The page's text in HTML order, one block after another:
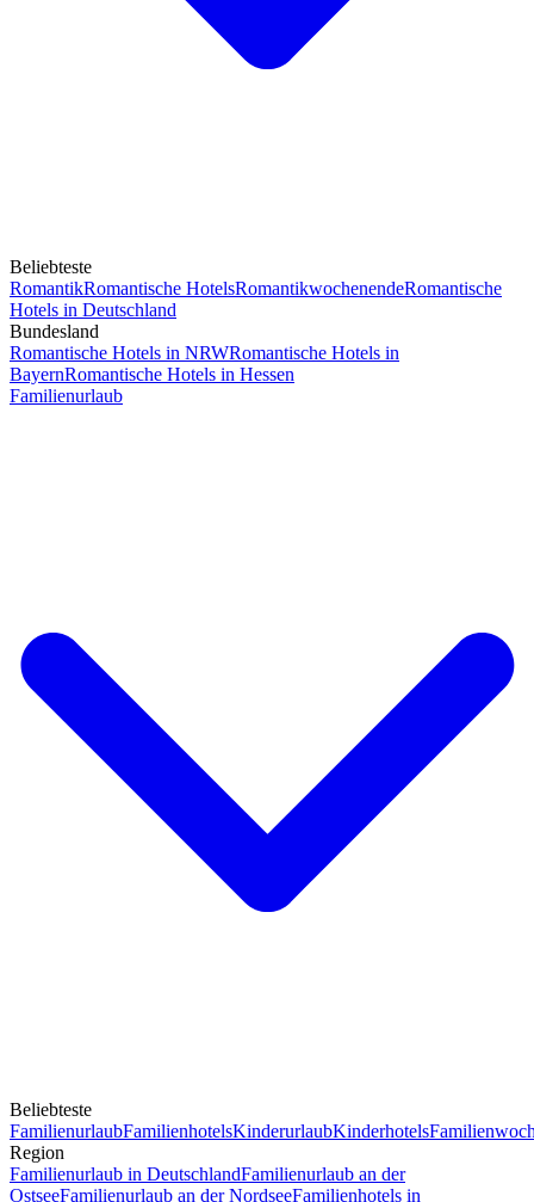
Beliebteste
RomantikRomantische HotelsRomantikwochenendeRomantische
Hotels in Deutschland
Bundesland
Romantische Hotels in NRWRomantische Hotels in
BayernRomantische Hotels in Hessen
Familienurlaub
Beliebteste
FamilienurlaubFamilienhotelsKinderurlaubKinderhotels
Region
Familienurlaub in DeutschlandFamilienurlaub an der
OstseeFamilienurlaub an der NordseeFamilienhotels in